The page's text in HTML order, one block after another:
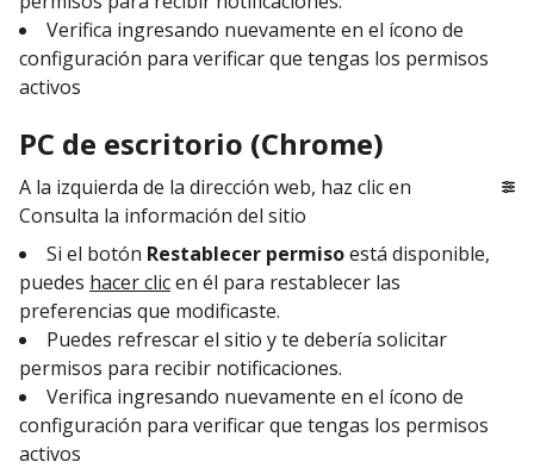
Verifica ingresando nuevamente en el ícono de
configuración para verificar que tengas los permisos
activos
PC de escritorio (Chrome)
A la izquierda de la dirección web, haz clic en
Consulta la información del sitio
Si el botón Restablecer permisoestá disponible,
puedes hacer clicen él para restablecer las
preferencias que modificaste.
Puedes refrescar el sitio y te debería solicitar
permisos para recibir notificaciones.
Verifica ingresando nuevamente en el ícono de
configuración para verificar que tengas los permisos
activos